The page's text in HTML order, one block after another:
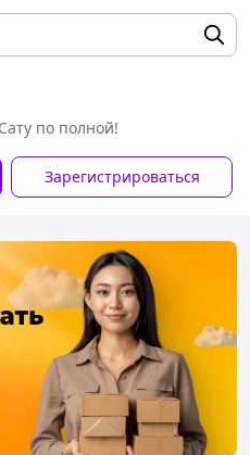
по полной!
Зарегистрироваться